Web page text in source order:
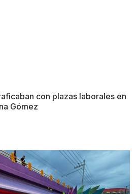
con plazas laborales en
Gómez